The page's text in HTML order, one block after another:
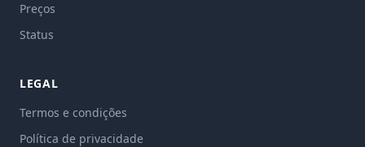
Preços
Status
LEGAL
Termos e condições
Política de privacidade